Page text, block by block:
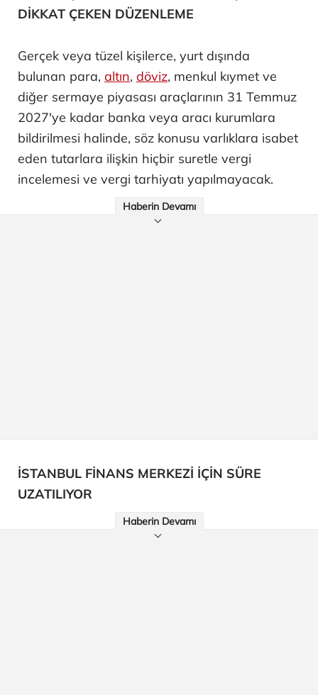
DİKKAT ÇEKEN DÜZENLEME
Gerçek veya tüzel kişilerce, yurt dışında
bulunan para, altın, döviz, menkul kıymet ve
diğer sermaye piyasası araçlarının 31 Temmuz
2027'ye kadar banka veya aracı kurumlara
bildirilmesi halinde, söz konusu varlıklara isabet
eden tutarlara ilişkin hiçbir suretle vergi
incelemesi ve vergi tarhiyatı yapılmayacak.
Haberin Devamı
İSTANBUL FİNANS MERKEZİ İÇİN SÜRE
UZATILIYOR
Haberin Devamı